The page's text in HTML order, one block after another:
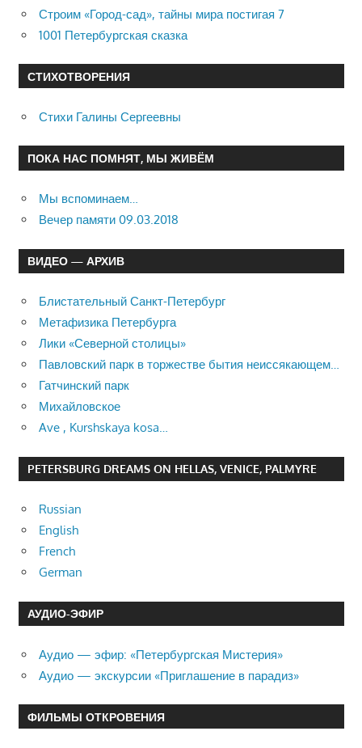
Строим «Город-сад», тайны мира постигая 7
1001 Петербургская сказка
СТИХОТВОРЕНИЯ
Стихи Галины Сергеевны
ПОКА НАС ПОМНЯТ, МЫ ЖИВЁМ
Мы вспоминаем…
Вечер памяти 09.03.2018
ВИДЕО — АРХИВ
Блистательный Санкт-Петербург
Метафизика Петербурга
Лики «Северной столицы»
Павловский парк в торжестве бытия неиссякающем…
Гатчинский парк
Михайловское
Ave , Kurshskaya kosa…
PETERSBURG DREAMS ON HELLAS, VENICE, PALMYRE
Russian
English
French
German
АУДИО-ЭФИР
Аудио — эфир: «Петербургская Мистерия»
Аудио — экскурсии «Приглашение в парадиз»
ФИЛЬМЫ ОТКРОВЕНИЯ